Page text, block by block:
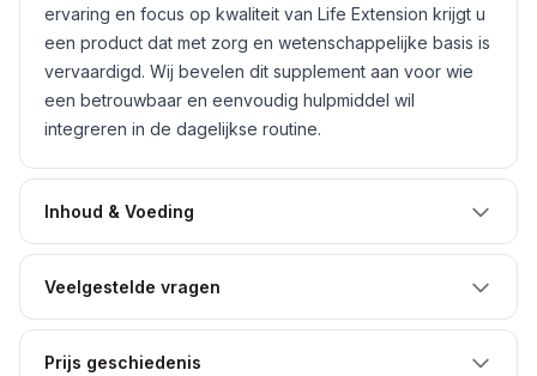
ervaring en focus op kwaliteit van Life Extension krijgt u
een product dat met zorg en wetenschappelijke basis is
vervaardigd. Wij bevelen dit supplement aan voor wie
een betrouwbaar en eenvoudig hulpmiddel wil
integreren in de dagelijkse routine.
Inhoud & Voeding
Veelgestelde vragen
Prijs geschiedenis